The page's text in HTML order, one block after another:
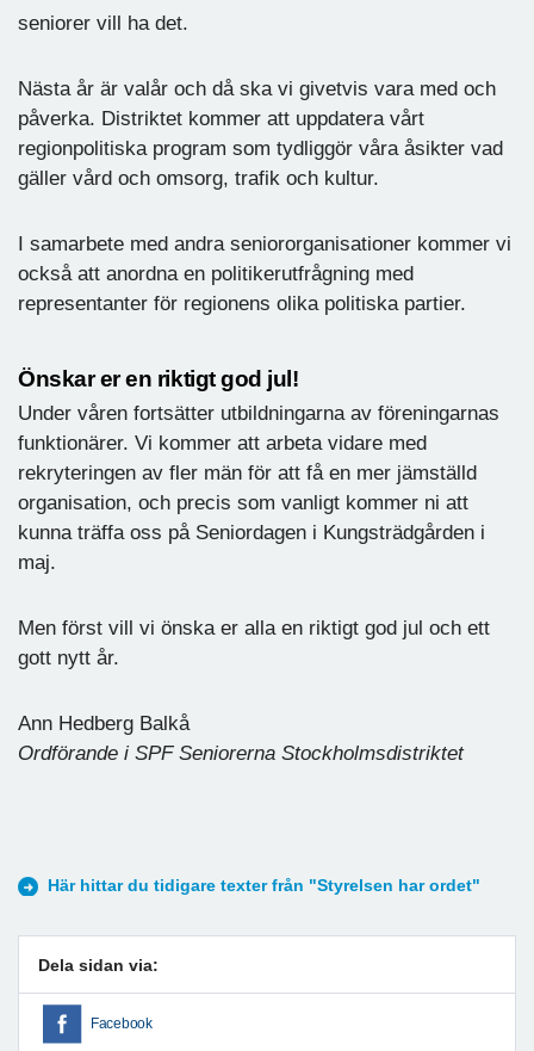
seniorer vill ha det.
Nästa år är valår och då ska vi givetvis vara med och
påverka. Distriktet kommer att uppdatera vårt
regionpolitiska program som tydliggör våra åsikter vad
gäller vård och omsorg, trafik och kultur.
I samarbete med andra seniororganisationer kommer vi
också att anordna en politikerutfrågning med
representanter för regionens olika politiska partier.
Önskar er en riktigt god jul!
Under våren fortsätter utbildningarna av föreningarnas
funktionärer. Vi kommer att arbeta vidare med
rekryteringen av fler män för att få en mer jämställd
organisation, och precis som vanligt kommer ni att
kunna träffa oss på Seniordagen i Kungsträdgården i
maj.
Men först vill vi önska er alla en riktigt god jul och ett
gott nytt år.
Ann Hedberg Balkå
Ordförande i SPF Seniorerna Stockholmsdistriktet
Här hittar du tidigare texter från "Styrelsen har ordet"
Dela sidan via:
Facebook